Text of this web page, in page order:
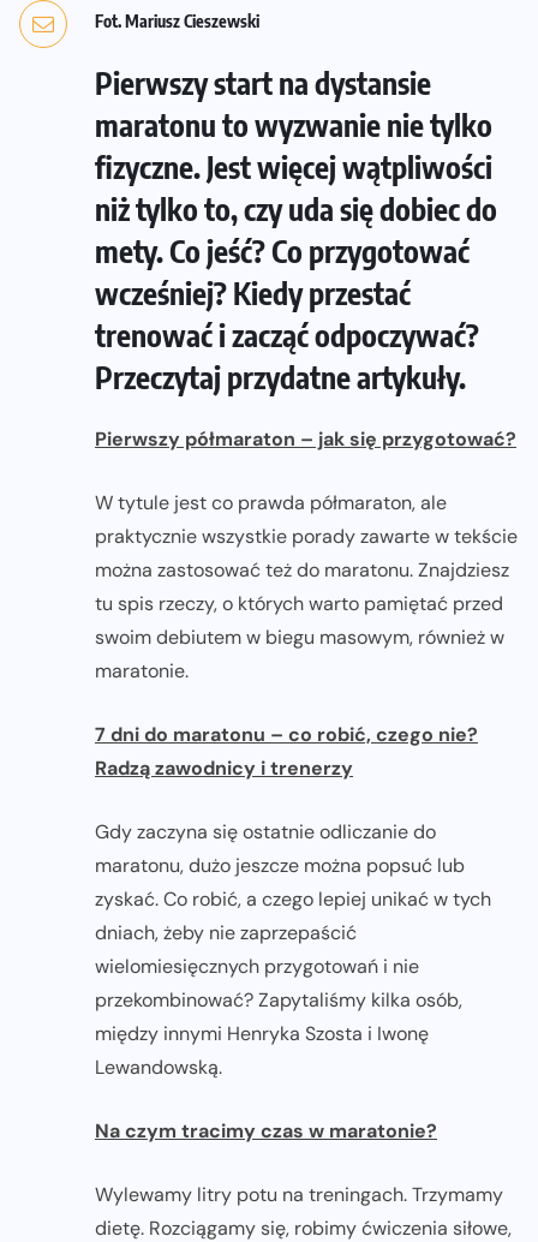
Fot. Mariusz Cieszewski
Pierwszy start na dystansie
maratonu to wyzwanie nie tylko
fizyczne. Jest więcej wątpliwości
niż tylko to, czy uda się dobiec do
mety. Co jeść? Co przygotować
wcześniej? Kiedy przestać
trenować i zacząć odpoczywać?
Przeczytaj przydatne artykuły.
Pierwszy półmaraton – jak się przygotować?
W tytule jest co prawda półmaraton, ale
praktycznie wszystkie porady zawarte w tekście
można zastosować też do maratonu. Znajdziesz
tu spis rzeczy, o których warto pamiętać przed
swoim debiutem w biegu masowym, również w
maratonie.
7 dni do maratonu – co robić, czego nie?
Radzą zawodnicy i trenerzy
Gdy zaczyna się ostatnie odliczanie do
maratonu, dużo jeszcze można popsuć lub
zyskać. Co robić, a czego lepiej unikać w tych
dniach, żeby nie zaprzepaścić
wielomiesięcznych przygotowań i nie
przekombinować? Zapytaliśmy kilka osób,
między innymi Henryka Szosta i Iwonę
Lewandowską.
Na czym tracimy czas w maratonie?
Wylewamy litry potu na treningach. Trzymamy
dietę. Rozciągamy się, robimy ćwiczenia siłowe,